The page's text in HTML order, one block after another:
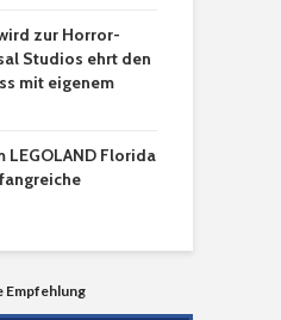
zur Horror-
Studios ehrt den
mit eigenem
LEGOLAND Florida
Empfehlung